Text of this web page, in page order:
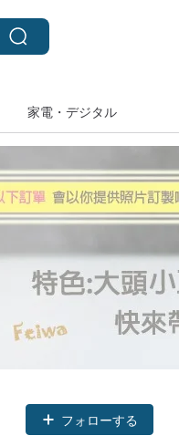
家電・デジタル
フォローする